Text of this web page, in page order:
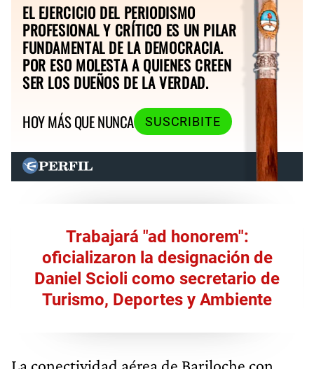
EL EJERCICIO DEL PERIODISMO
PROFESIONAL Y CRÍTICO ES UN PILAR
FUNDAMENTAL DE LA DEMOCRACIA.
POR ESO MOLESTA A QUIENES CREEN
SER LOS DUEÑOS DE LA VERDAD.
HOY MÁS QUE NUNCA
SUSCRIBITE
Trabajará "ad honorem":
oficializaron la designación de
Daniel Scioli como secretario de
Turismo, Deportes y Ambiente
La conectividad aérea de Bariloche con